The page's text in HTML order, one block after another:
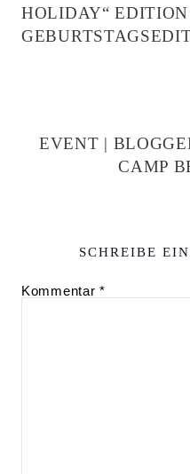
HOLIDAY“
EVENT |
CAMP
SCHREIBE
Kommentar *